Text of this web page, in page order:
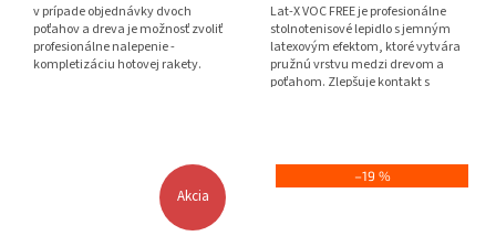
hviezdičiek.
v prípade objednávky dvoch
poťahov a dreva je možnosť zvoliť
profesionálne nalepenie -
kompletizáciu hotovej rakety.
hviezdičiek.
Lat-X VOC FREE je profesionálne
stolnotenisové lepidlo s jemným
latexovým efektom, ktoré vytvára
pružnú vrstvu medzi drevom a
poťahom. Zlepšuje kontakt s
Akcia
–19 %